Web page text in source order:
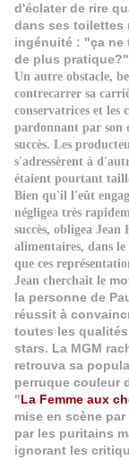
d'éclater de rire
dans ses toilettes
ingénuité : "ça ne
de plus
Un autre obstacle,
contrecarrer sa
conservatrices et les
pardonnant par son
succès. Les
s'adressèrent à
étaient pourtant
Bien qu'il l'eût
négligea très
succès, obligea Jean
alimentaires, dans
que ces
Jean cherchait le
la personne de
réussit à
toutes les
stars. La MGM
retrouva sa
perruque couleur
"La Femme aux
mise en scène
par les puritains
ignorant les